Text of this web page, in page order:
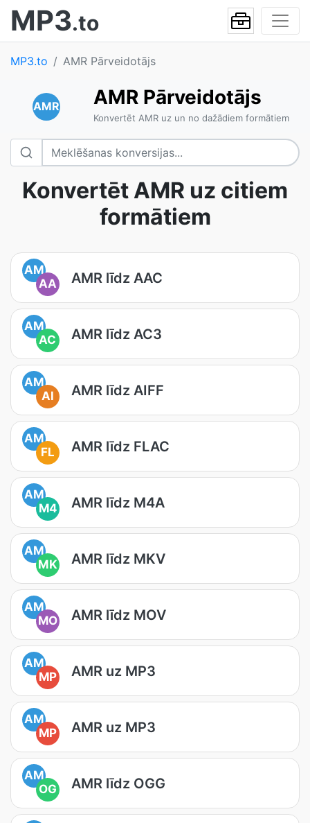
MP3.to
MP3.to AMR Pārveidotājs
AMR AMR Pārveidotājs
Konvertēt AMR uz un no dažādiem formātiem
Konvertēt AMR uz citiem
formātiem
AM
AA
AMR līdz AAC
AM
AC
AMR līdz AC3
AM
AI
AMR līdz AIFF
AM
FL
AMR līdz FLAC
AM
M4
AMR līdz M4A
AM
MK
AMR līdz MKV
AM
MO
AMR līdz MOV
AM
MP
AMR uz MP3
AM
MP
AMR uz MP3
AM
OG
AMR līdz OGG